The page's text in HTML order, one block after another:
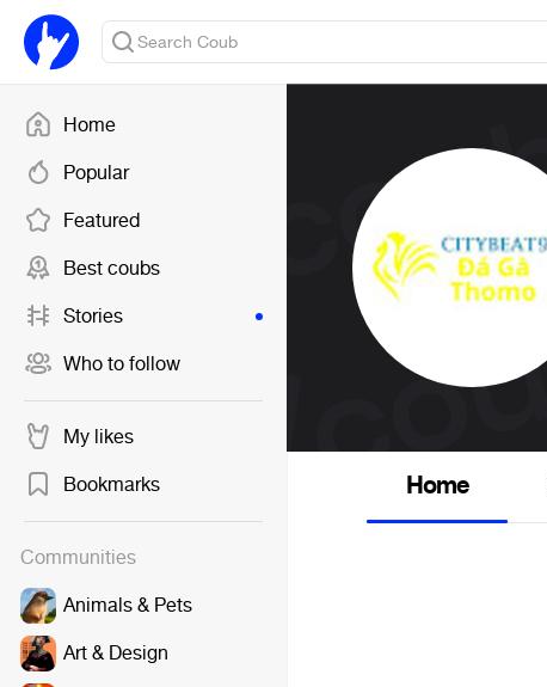
Home
Popular
Featured
Best coubs
Stories
Who to follow
My likes
Bookmarks
Communities
Animals & Pets
Art & Design
Home